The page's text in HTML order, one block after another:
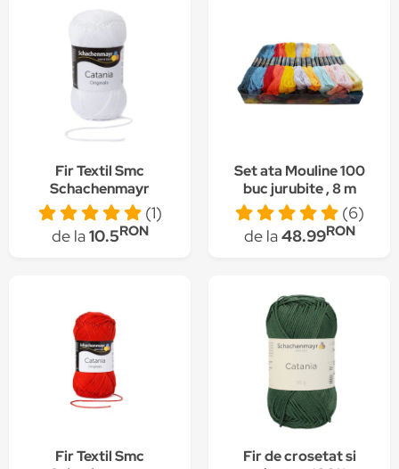
Fir Textil Smc
Schachenmayr
Catania 0106 pentru
crosetat si tricotat,
bumbac, alb, 125 m
(1)
de la10.5RON
Set ata Mouline 100
buc jurubite , 8 m
lungime/buc, 50 culori
diferite, poliester
(6)
de la48.99RON
Fir Textil Smc
Fir de crosetat si